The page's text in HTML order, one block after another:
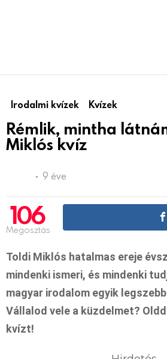
Irodalmi kvízek Kvízek
Rémlik, mintha
Miklós kvíz
9 éve
106
Megosztás
Toldi Miklós hatalmas ereje
mindenki ismeri, és mindenki
magyar irodalom egyik
Vállalod vele a küzdelmet?
kvízt!